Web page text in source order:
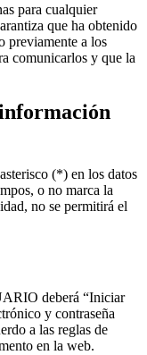
para cualquier
que ha obtenido
previamente a los
comunicarlos y que la
(*) en los datos
o no marca la
no se permitirá el
deberá “Iniciar
y contraseña
a las reglas de
en la web.